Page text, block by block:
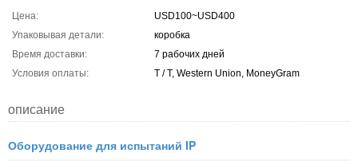
Цена:
USD100~USD400
Упаковывая детали:
коробка
Время доставки:
7 рабочих дней
Условия оплаты:
T / T, Western Union, MoneyGram
описание
Оборудование для испытаний IP